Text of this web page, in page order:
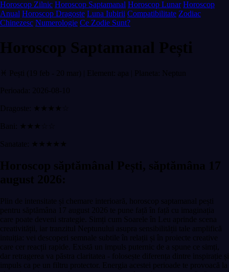
Horoscop Zilnic Horoscop Saptamanal Horoscop Lunar Horoscop
Anual Horoscop Dragoste Luna Iubirii Compatibilitate Zodiac
Chinezesc Numerologie Ce Zodie Sunt?
Horoscop Saptamanal Pești
♓ Pești (19 feb - 20 mar) | Element: apa | Planeta: Neptun
Perioada: 2026-08-10
Dragoste: ★★★★☆
Bani: ★★★☆☆
Sanatate: ★★★★★
Horoscop săptămânal Pești, săptămâna 17
august 2026:
Plin de intensitate și chemare interioară, horoscop saptamanal pești
pentru săptămâna 17 august 2026 te pune față în față cu imaginația
care poate deveni strategie. Simți cum Soarele în Leu aprinde scena
creativității, iar tranzitul Neptunului asupra sensibilității tale amplifică
intuiția: vei descoperi semnale subtile în relații și în proiecte creative
care cer reacții rapide. Există un impuls puternic de a spune ce simți,
dar retragerea va păstra claritatea - folosește diferența dintre inspirație și
impuls ca pe un filtru protector. Energia acestei perioade te provoacă la